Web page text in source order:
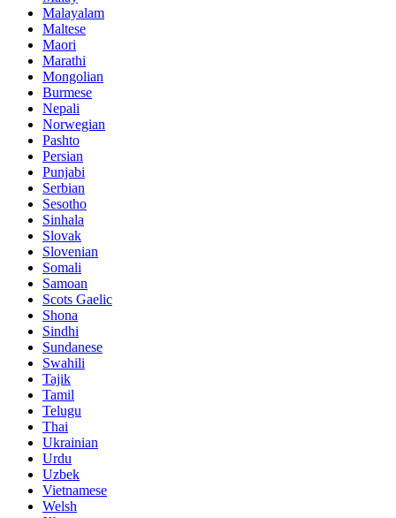
Malayalam
Maltese
Maori
Marathi
Mongolian
Burmese
Nepali
Norwegian
Pashto
Persian
Punjabi
Serbian
Sesotho
Sinhala
Slovak
Slovenian
Somali
Samoan
Scots Gaelic
Shona
Sindhi
Sundanese
Swahili
Tajik
Tamil
Telugu
Thai
Ukrainian
Urdu
Uzbek
Vietnamese
Welsh